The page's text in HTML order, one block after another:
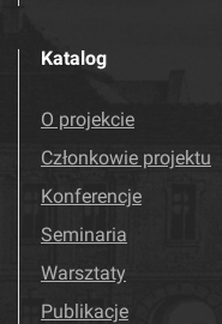
Katalog
O projekcie
Członkowie projektu
Konferencje
Seminaria
Warsztaty
Publikacje